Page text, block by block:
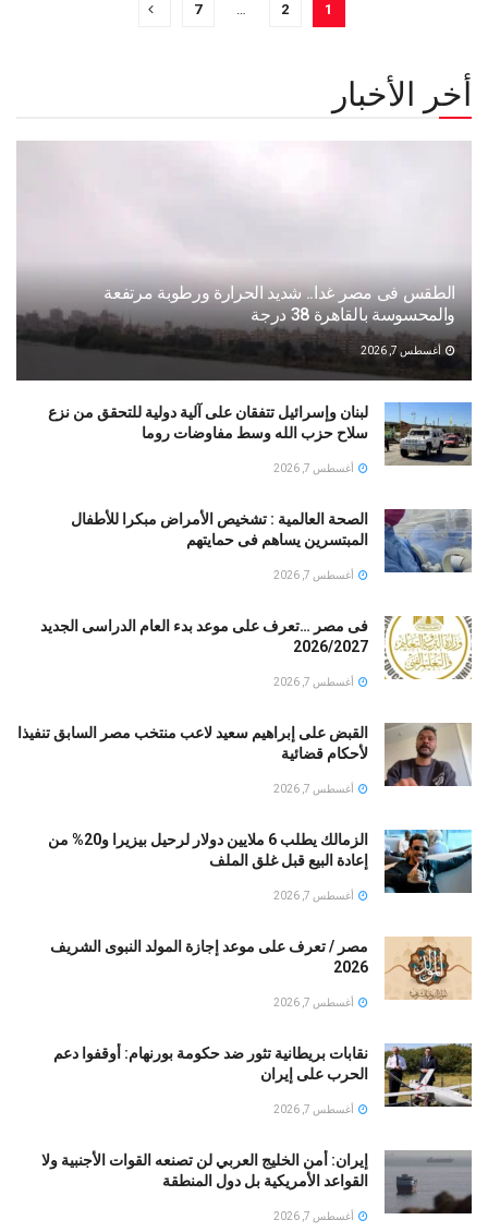
1
2
…
7
أخر الأخبار
الطقس فى مصر غدا.. شديد الحرارة ورطوبة مرتفعة
والمحسوسة بالقاهرة 38 درجة
أغسطس 7, 2026
لبنان وإسرائيل تتفقان على آلية دولية للتحقق من نزع
سلاح حزب الله وسط مفاوضات روما
أغسطس 7, 2026
الصحة العالمية : تشخيص الأمراض مبكرا للأطفال
المبتسرين يساهم فى حمايتهم
أغسطس 7, 2026
فى مصر …تعرف على موعد بدء العام الدراسى الجديد
2026/2027
أغسطس 7, 2026
القبض على إبراهيم سعيد لاعب منتخب مصر السابق تنفيذا
لأحكام قضائية
أغسطس 7, 2026
الزمالك يطلب 6 ملايين دولار لرحيل بيزيرا و20% من
إعادة البيع قبل غلق الملف
أغسطس 7, 2026
مصر / تعرف على موعد إجازة المولد النبوى الشريف
2026
أغسطس 7, 2026
نقابات بريطانية تثور ضد حكومة بورنهام: أوقفوا دعم
الحرب على إيران
أغسطس 7, 2026
إيران: أمن الخليج العربي لن تصنعه القوات الأجنبية ولا
القواعد الأمريكية بل دول المنطقة
أغسطس 7, 2026